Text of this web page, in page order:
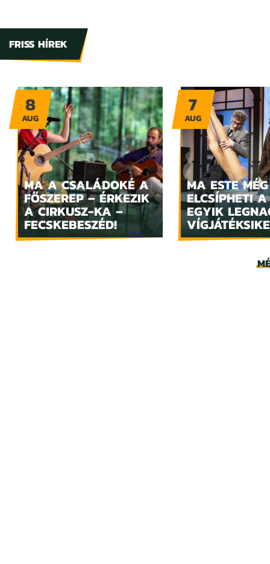
FRISS HÍREK
MA A CSALÁDOKÉ A
FŐSZEREP – ÉRKEZIK
A CIRKUSZ-KA –
FECSKEBESZÉD!
8
AUG
MA ESTE MÉG
ELCSÍPHETI
EGYIK
7
AUG